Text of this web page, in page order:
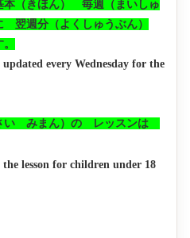
本（きほん） 毎週（まいしゅ
翌週分（よくしゅうぶん）
updated every Wednesday for the
い みまん）の レッスンは
lesson for children under 18